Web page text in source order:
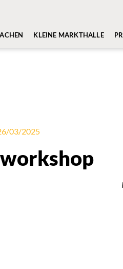
KLEINE MARKTHALLE
03/2025